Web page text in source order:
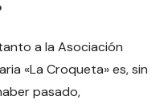
a la Asociación
«La Croqueta» es, sin
pasado,